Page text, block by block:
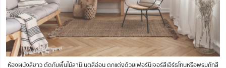
ห้องผนังสีขาว ตัดกับพื้นไม้ลามิเนตสีอ่อน ตกแต่งด้วยเฟอร์นิเจอร์สีเอิร์ธโทนหรือพรมถักสี